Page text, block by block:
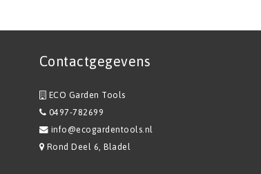
Contactgegevens
ECO Garden Tools
0497-782699
info@ecogardentools.nl
Rond Deel 6, Bladel